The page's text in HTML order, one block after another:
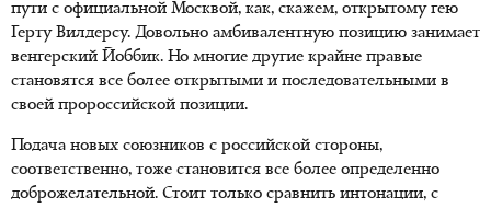
пути с официальной Москвой, как, скажем, открытому гею
Герту Вилдерсу. Довольно амбивалентную позицию занимает
венгерский Йоббик. Но многие другие крайне правые
становятся все более открытыми и последовательными в
своей пророссийской позиции.
Подача новых союзников с российской стороны,
соответственно, тоже становится все более определенно
доброжелательной. Стоит только сравнить интонации, с